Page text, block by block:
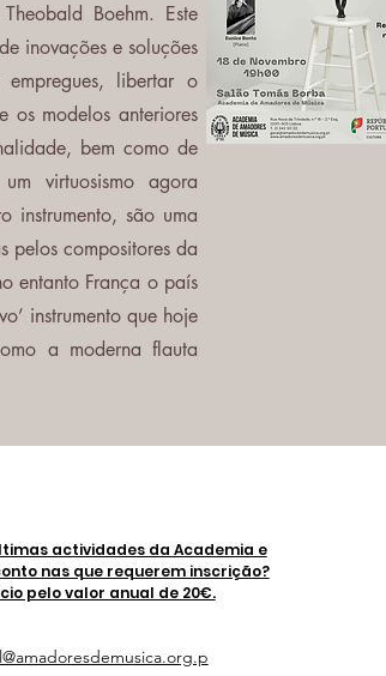
Boehm. Este
inovações e soluções
libertar o
os modelos anteriores
bem como de
virtuosismo agora
instrumento, são uma
pelos compositores da
entanto França o país
instrumento que hoje
a moderna flauta
actividades da Academia e
nas que requerem inscrição?
pelo valor anual de 20€.